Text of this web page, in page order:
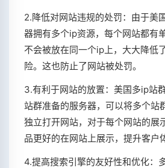
2.降低对网站违规的处罚：由于美
器拥有多个ip资源，每个网站都有
不会被放在同一个ip上，大大降低
险。这也防止了网站被处罚。
3.有利于网站的放置：美国多ip站
站群准备的服务器，可以将多个站
独立打开网站，对于每个网站的展
品更好的在网站上展示，提升客户
4.提高搜索引擎的友好性和优化：